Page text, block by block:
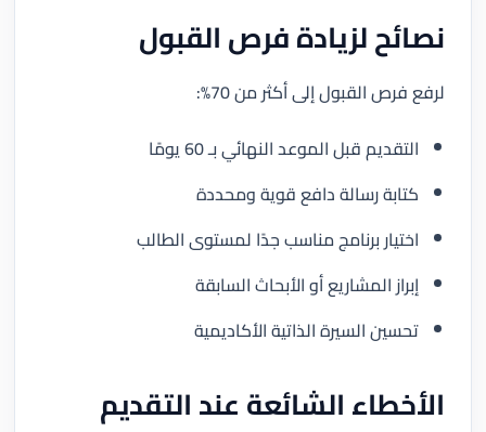
نصائح لزيادة فرص القبول
لرفع فرص القبول إلى أكثر من 70%:
التقديم قبل الموعد النهائي بـ 60 يومًا
كتابة رسالة دافع قوية ومحددة
اختيار برنامج مناسب جدًا لمستوى الطالب
إبراز المشاريع أو الأبحاث السابقة
تحسين السيرة الذاتية الأكاديمية
الأخطاء الشائعة عند التقديم